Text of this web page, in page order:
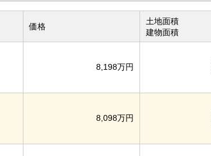
価格
土地面積
建物面積
8,198万円
8,098万円